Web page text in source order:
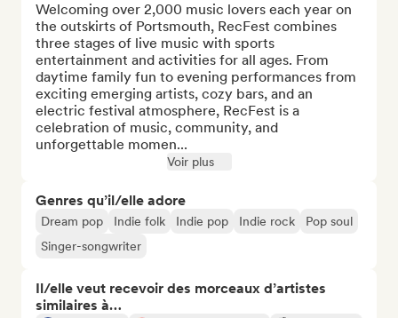
Welcoming over 2,000 music lovers each year on
the outskirts of Portsmouth, RecFest combines
three stages of live music with sports
entertainment and activities for all ages. From
daytime family fun to evening performances from
exciting emerging artists, cozy bars, and an
electric festival atmosphere, RecFest is a
celebration of music, community, and
unforgettable momen...
Voir plus
Genres qu’il/elle adore
Dream pop Indie folk Indie pop Indie rock
Pop soul
Singer-songwriter
Il/elle veut recevoir des morceaux d’artistes
similaires à…